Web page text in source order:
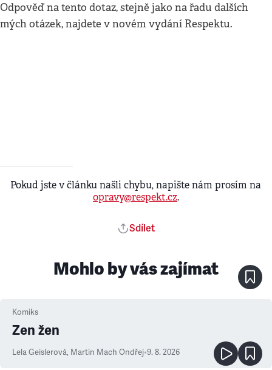
Odpověď na tento dotaz, stejně jako na řadu dalších
mých otázek, najdete v novém vydání Respektu.
Pokud jste v článku našli chybu, napište nám prosím na
opravy@respekt.cz.
Sdílet
Mohlo by vás zajímat
Komiks
Zen žen
Lela Geislerová, Martin Mach Ondřej•9. 8. 2026